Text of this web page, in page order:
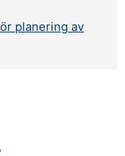
planering av